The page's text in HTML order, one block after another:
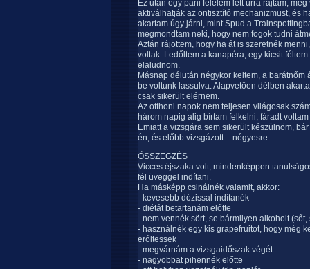
Ez után egy páni félelem lett úrrá rajtam,
aktiválhatják az öntisztító mechanizmust, és
akartam úgy járni, mint Spud a
megmondtam neki, hogy nem fogok tudni
Aztán rájöttem, hogy ha át is szeretnék
voltak. Ledőltem a kanapéra, egy kicsit
elaludnom.
Másnap délután négykor keltem, a
be voltunk lassulva. Alapvetően délben
csak sikerült elérnem.
Az otthoni napok nem teljesen világosak
három napig alig bírtam felkelni, fáradt
Emiatt a vizsgára sem sikerült készülnöm,
én, és előbb vizsgázott – négyesre.
ÖSSZEGZÉS
Vicces éjszaka volt, mindenképpen
fél üveggel indítani.
Ha másképp csinálnék valamit, akkor:
- kevesebb dózissal indítanék
- diétát betartanám előtte
- nem vennék sört, se bármilyen alkoholt
- használnék egy kis grapefruitot, hogy még
erőltessek
- megvárnám a vizsgaidőszak végét
- nagyobbat pihennék előtte